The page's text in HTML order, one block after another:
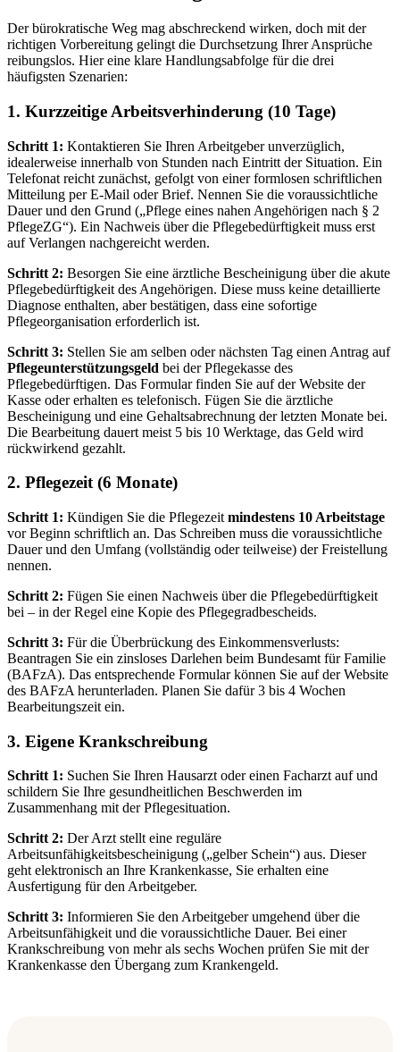
Der bürokratische Weg mag abschreckend wirken, doch mit der
richtigen Vorbereitung gelingt die Durchsetzung Ihrer Ansprüche
reibungslos. Hier eine klare Handlungsabfolge für die drei
häufigsten Szenarien:
1. Kurzzeitige Arbeitsverhinderung (10 Tage)
Schritt 1: Kontaktieren Sie Ihren Arbeitgeber unverzüglich,
idealerweise innerhalb von Stunden nach Eintritt der Situation. Ein
Telefonat reicht zunächst, gefolgt von einer formlosen schriftlichen
Mitteilung per E-Mail oder Brief. Nennen Sie die voraussichtliche
Dauer und den Grund („Pflege eines nahen Angehörigen nach § 2
PflegeZG“). Ein Nachweis über die Pflegebedürftigkeit muss erst
auf Verlangen nachgereicht werden.
Schritt 2: Besorgen Sie eine ärztliche Bescheinigung über die akute
Pflegebedürftigkeit des Angehörigen. Diese muss keine detaillierte
Diagnose enthalten, aber bestätigen, dass eine sofortige
Pflegeorganisation erforderlich ist.
Schritt 3: Stellen Sie am selben oder nächsten Tag einen Antrag auf
Pflegeunterstützungsgeld bei der Pflegekasse des
Pflegebedürftigen. Das Formular finden Sie auf der Website der
Kasse oder erhalten es telefonisch. Fügen Sie die ärztliche
Bescheinigung und eine Gehaltsabrechnung der letzten Monate bei.
Die Bearbeitung dauert meist 5 bis 10 Werktage, das Geld wird
rückwirkend gezahlt.
2. Pflegezeit (6 Monate)
Schritt 1: Kündigen Sie die Pflegezeit mindestens 10 Arbeitstage
vor Beginn schriftlich an. Das Schreiben muss die voraussichtliche
Dauer und den Umfang (vollständig oder teilweise) der Freistellung
nennen.
Schritt 2: Fügen Sie einen Nachweis über die Pflegebedürftigkeit
bei – in der Regel eine Kopie des Pflegegradbescheids.
Schritt 3: Für die Überbrückung des Einkommensverlusts:
Beantragen Sie ein zinsloses Darlehen beim Bundesamt für Familie
(BAFzA). Das entsprechende Formular können Sie auf der Website
des BAFzA herunterladen. Planen Sie dafür 3 bis 4 Wochen
Bearbeitungszeit ein.
3. Eigene Krankschreibung
Schritt 1: Suchen Sie Ihren Hausarzt oder einen Facharzt auf und
schildern Sie Ihre gesundheitlichen Beschwerden im
Zusammenhang mit der Pflegesituation.
Schritt 2: Der Arzt stellt eine reguläre
Arbeitsunfähigkeitsbescheinigung („gelber Schein“) aus. Dieser
geht elektronisch an Ihre Krankenkasse, Sie erhalten eine
Ausfertigung für den Arbeitgeber.
Schritt 3: Informieren Sie den Arbeitgeber umgehend über die
Arbeitsunfähigkeit und die voraussichtliche Dauer. Bei einer
Krankschreibung von mehr als sechs Wochen prüfen Sie mit der
Krankenkasse den Übergang zum Krankengeld.